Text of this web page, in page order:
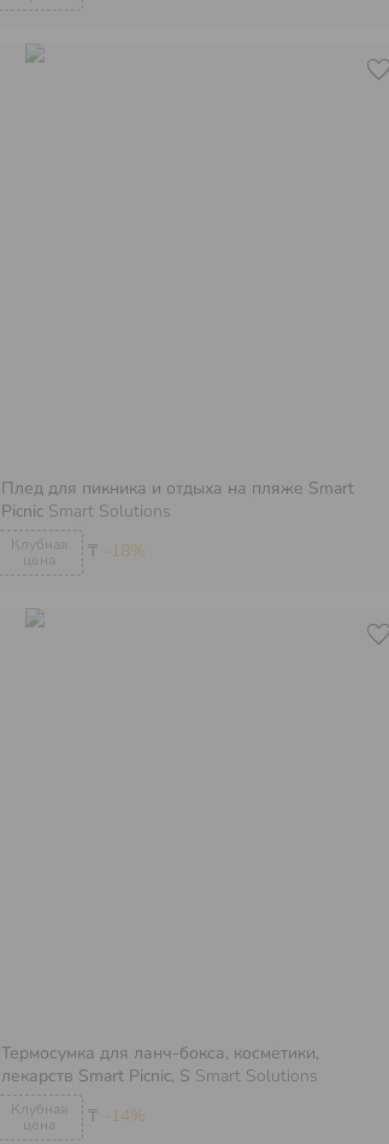
₸ -18%
Плед для пикника и отдыха на пляже Smart
Picnic Smart Solutions
₸ -14%
Термосумка для ланч-бокса, косметики,
лекарств Smart Picnic, S Smart Solutions